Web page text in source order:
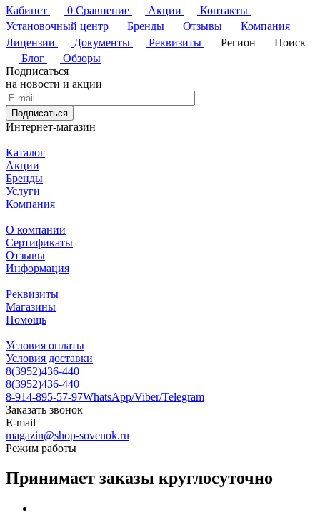
Кабинет
0 Сравнение Акции
Контакты
Установочный центр
Бренды Отзывы
Компания
Лицензии
Документы Реквизиты Регион
Поиск
Блог
Обзоры
Подписаться
на новости и акции
Подписаться
Интернет-магазин
Каталог
Акции
Бренды
Услуги
Компания
О компании
Сертификаты
Отзывы
Информация
Реквизиты
Магазины
Помощь
Условия оплаты
Условия доставки
8(3952)436-440
8(3952)436-440
8-914-895-57-97WhatsApp/Viber/Telegram
Заказать звонок
E-mail
magazin@shop-sovenok.ru
Режим работы
Принимает заказы круглосуточно